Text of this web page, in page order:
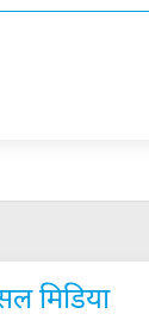
मिडिया